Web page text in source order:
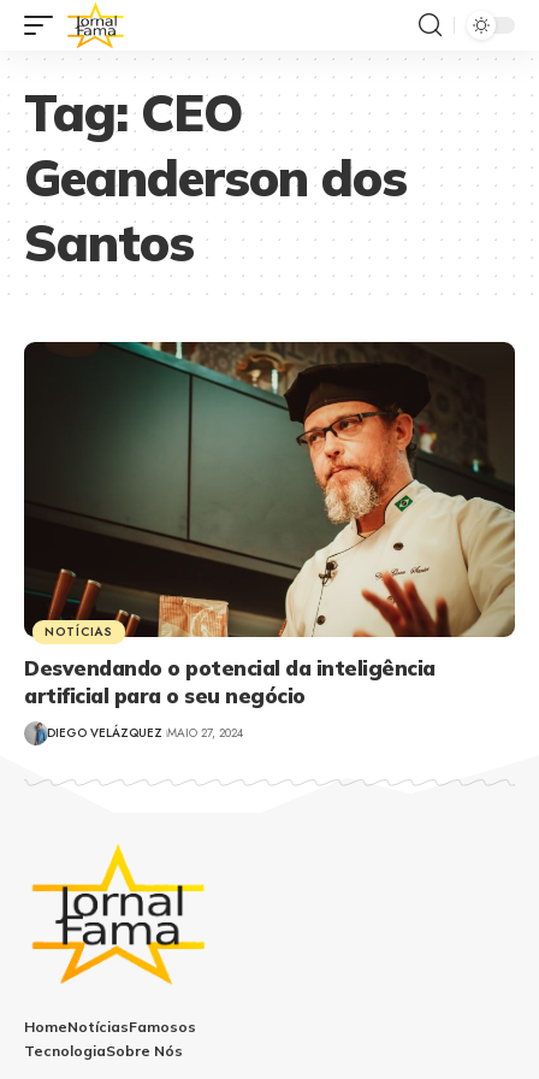
Tag:CEO
Geanderson dos
Santos
NOTÍCIAS
Desvendando o potencial da inteligência
artificial para o seu negócio
DIEGO VELÁZQUEZ MAIO 27, 2024
HomeNotíciasFamosos
TecnologiaSobre Nós